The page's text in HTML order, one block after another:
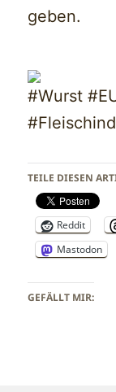
geben.
#Wurst
TEILE DIESEN
Reddit
Mastodon
GEFÄLLT MIR: